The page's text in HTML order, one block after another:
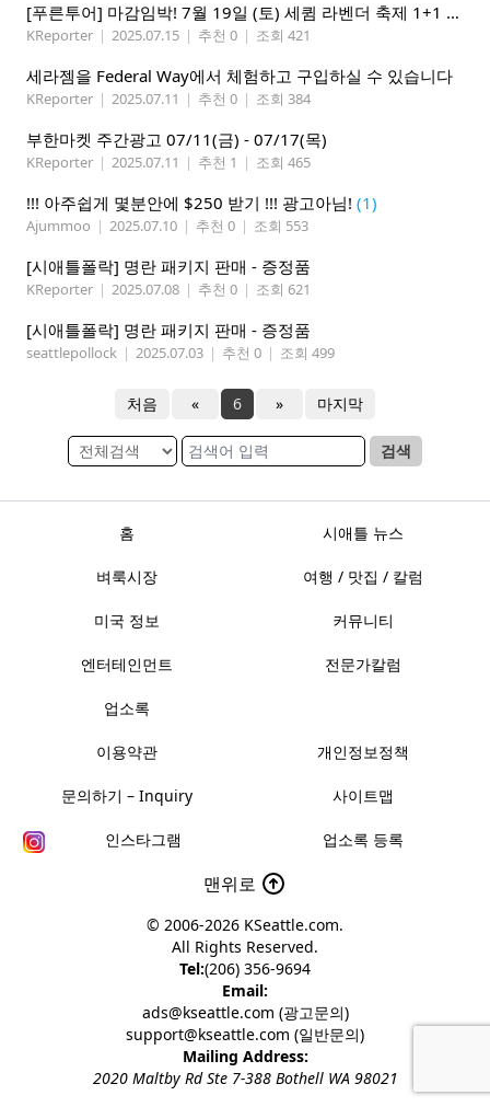
[푸른투어] 마감임박! 7월 19일 (토) 세큄 라벤더 축제 1+1 이벤트
KReporter | 2025.07.15 | 추천 0 | 조회 421
세라젬을 Federal Way에서 체험하고 구입하실 수 있습니다
KReporter | 2025.07.11 | 추천 0 | 조회 384
부한마켓 주간광고 07/11(금) - 07/17(목)
KReporter | 2025.07.11 | 추천 1 | 조회 465
!!! 아주쉽게 몇분안에 $250 받기 !!! 광고아님! (1)
Ajummoo | 2025.07.10 | 추천 0 | 조회 553
[시애틀폴락] 명란 패키지 판매 - 증정품
KReporter | 2025.07.08 | 추천 0 | 조회 621
[시애틀폴락] 명란 패키지 판매 - 증정품
seattlepollock | 2025.07.03 | 추천 0 | 조회 499
처음 « 6 » 마지막
검색
홈 시애틀 뉴스
벼룩시장 여행 / 맛집 / 칼럼
미국 정보 커뮤니티
엔터테인먼트 전문가칼럼
업소록
이용약관 개인정보정책
문의하기 – Inquiry 사이트맵
인스타그램 업소록 등록
맨위로
© 2006-2026 KSeattle.com.
All Rights Reserved.
Tel:(206) 356-9694
Email:
ads@kseattle.com (광고문의)
support@kseattle.com (일반문의)
Mailing Address:
2020 Maltby Rd Ste 7-388 Bothell WA 98021